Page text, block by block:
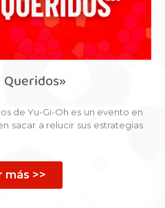
de Yu-Gi-Oh es un evento en
sacar a relucir sus estrategias
más >>